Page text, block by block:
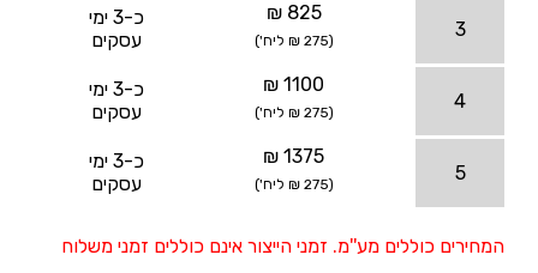
3
825 ₪
(275 ₪ ליח')
כ-3 ימי
עסקים
4
1100 ₪
(275 ₪ ליח')
כ-3 ימי
עסקים
5
1375 ₪
(275 ₪ ליח')
כ-3 ימי
עסקים
המחירים כוללים מע''מ. זמני הייצור אינם כוללים זמני משלוח